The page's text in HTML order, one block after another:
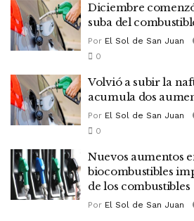
Diciembre
suba del
Por El Sol de San Juan
0
Volvió a subir la
acumula dos
Por El Sol de San Juan
0
Nuevos aumentos
biocombustibles
de los combustibles
Por El Sol de San Juan